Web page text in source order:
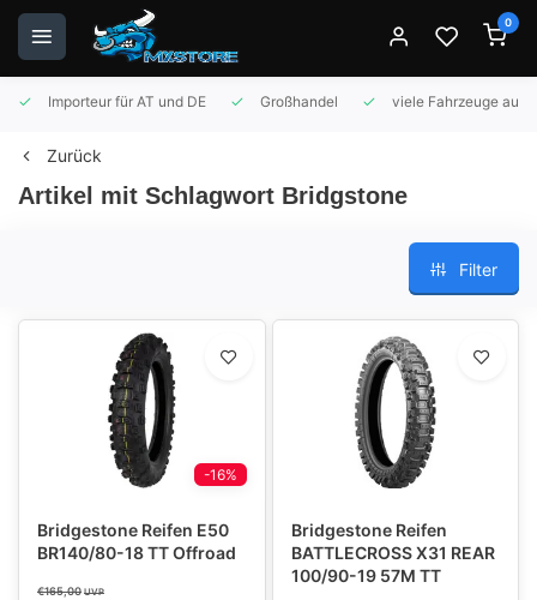
0
Importeur für AT und DE Großhandel viele Fahrzeuge auf
Zurück
Artikel mit Schlagwort Bridgstone
Filter
-16%
Bridgestone Reifen E50
BR140/80-18 TT Offroad
€165,00 UVP
Bridgestone Reifen
BATTLECROSS X31 REAR
100/90-19 57M TT